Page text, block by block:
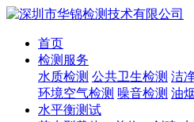
首页
检测服务
水质检测 公共卫生检测 洁
环境空气检测 噪音检测 油
水平衡测试